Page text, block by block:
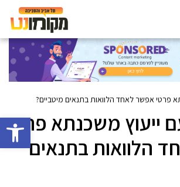
פתח
פרטי אפשר לאחד הלוואות בתנאים מיטביים?
ייעוץ משכנתא פרטי
הלוואות בתנאים